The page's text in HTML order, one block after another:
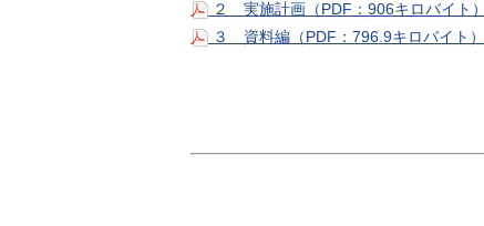
２ 実施計画（PDF：906キロバイト）
３ 資料編（PDF：796.9キロバイト）